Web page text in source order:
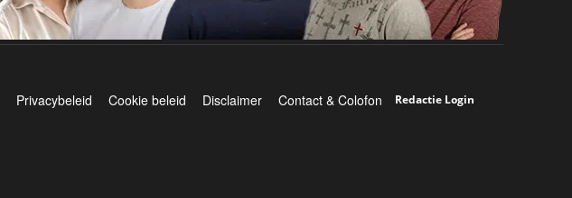
Privacybeleid Cookie beleid Disclaimer Contact & Colofon Redactie Login